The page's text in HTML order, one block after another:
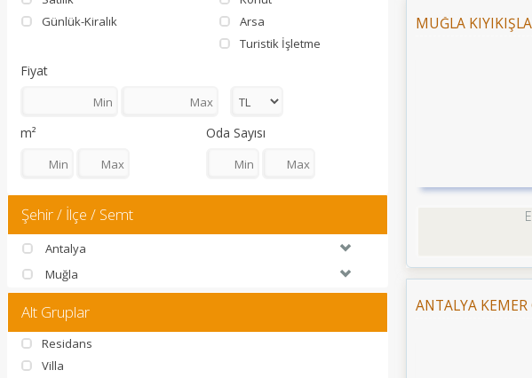
Günlük-Kiralık
Arsa
Turistik İşletme
Fiyat
m² Oda Sayısı
Şehir / İlçe / Semt
Antalya
Muğla
Alt Gruplar
Residans
Villa
MUĞLA
ANTALYA